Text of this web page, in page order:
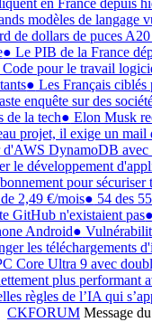
en France depuis
modèles de langage
de dollars de puces
●Le PIB de la France
pour le travail
●Les Français ciblés
enquête sur des
de la tech●Elon Musk
projet, il exige un mail
DynamoDB avec
le développement
pour
2,49 €/mois●54 des 55
GitHub n'existaient pas●
Android●
les téléchargements
Core Ultra 9 avec
plus performant
règles de l’IA qui
CKFORUM Message